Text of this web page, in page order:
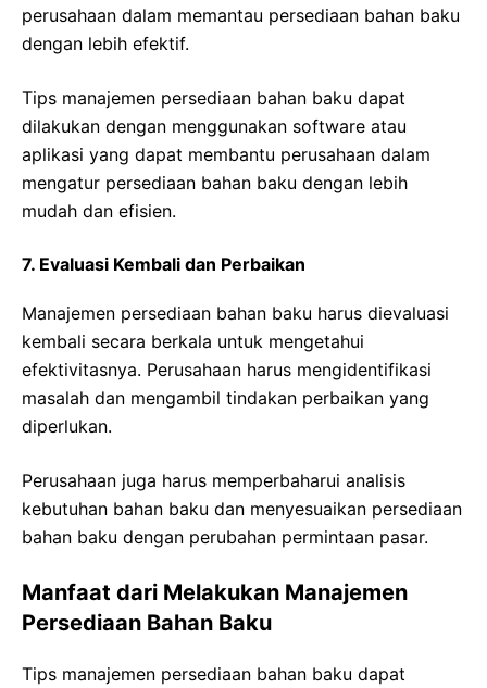
perusahaan dalam memantau persediaan bahan baku
dengan lebih efektif.
Tips manajemen persediaan bahan baku dapat
dilakukan dengan menggunakan software atau
aplikasi yang dapat membantu perusahaan dalam
mengatur persediaan bahan baku dengan lebih
mudah dan efisien.
7. Evaluasi Kembali dan Perbaikan
Manajemen persediaan bahan baku harus dievaluasi
kembali secara berkala untuk mengetahui
efektivitasnya. Perusahaan harus mengidentifikasi
masalah dan mengambil tindakan perbaikan yang
diperlukan.
Perusahaan juga harus memperbaharui analisis
kebutuhan bahan baku dan menyesuaikan persediaan
bahan baku dengan perubahan permintaan pasar.
Manfaat dari Melakukan Manajemen
Persediaan Bahan Baku
Tips manajemen persediaan bahan baku dapat